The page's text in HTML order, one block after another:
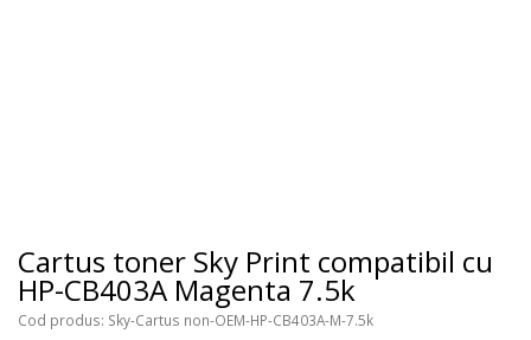
Cartus toner Sky Print compatibil cu
HP-CB403A Magenta 7.5k
Cod produs Sky-Cartus non-OEM-HP-CB403A-M-7.5k